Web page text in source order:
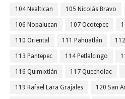
104 Nealtican 105 Nicolás Bravo
106 Nopalucan 107 Ocotepec
110 Oriental 111 Pahuatlán
113 Pantepec 114 Petlalcingo
116 Quimixtlán 117 Quecholac
119 Rafael Lara Grajales 120 San